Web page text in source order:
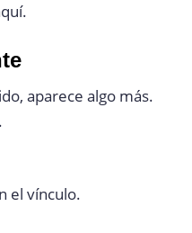
aparece algo más.
el vínculo.